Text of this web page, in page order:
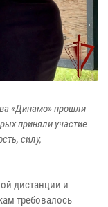
«Динамо» прошли
приняли участие
силу,
дистанции и
требовалось